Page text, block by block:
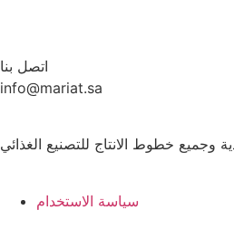
info@mariat.sa
وجميع خطوط الانتاج للتصنيع الغذائي
سياسة الاستخدام